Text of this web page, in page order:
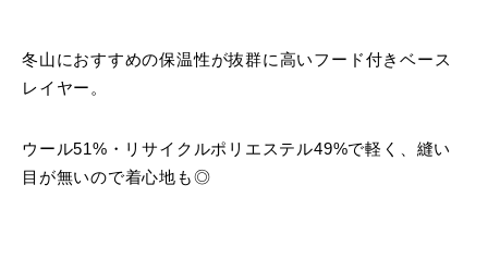
冬山におすすめの保温性が抜群に高いフード付きベース
レイヤー。
ウール51%・リサイクルポリエステル49%で軽く、縫い
目が無いので着心地も◎